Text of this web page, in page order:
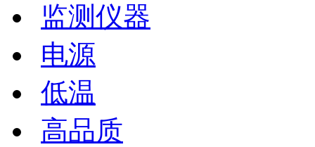
监测仪器
电源
低温
高品质